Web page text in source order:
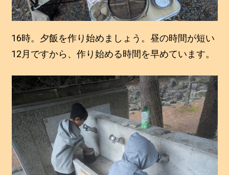
16時。夕飯を作り始めましょう。昼の時間が短い
12月ですから、作り始める時間を早めています。